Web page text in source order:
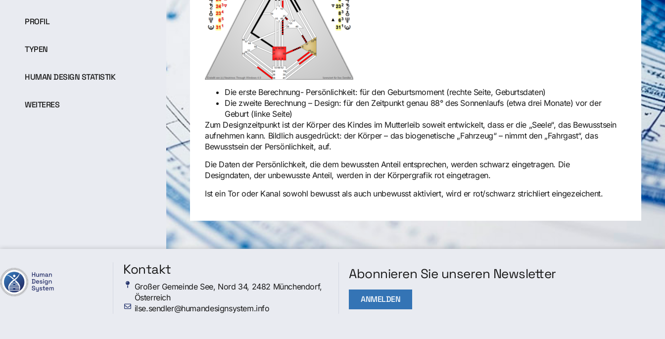
PROFIL
TYPEN
HUMAN DESIGN STATISTIK
WEITERES
Die erste Berechnung- Persönlichkeit: für den Geburtsmoment (rechte Seite, Geburtsdaten)
Die zweite Berechnung – Design: für den Zeitpunkt genau 88° des Sonnenlaufs (etwa drei Monate) vor der
Geburt (linke Seite)
Zum Designzeitpunkt ist der Körper des Kindes im Mutterleib soweit entwickelt, dass er die „Seele“, das Bewusstsein
aufnehmen kann. Bildlich ausgedrückt: der Körper – das biogenetische „Fahrzeug“ – nimmt den „Fahrgast“, das
Bewusstsein der Persönlichkeit, auf.
Die Daten der Persönlichkeit, die dem bewussten Anteil entsprechen, werden schwarz eingetragen. Die
Designdaten, der unbewusste Anteil, werden in der Körpergrafik rot eingetragen.
Ist ein Tor oder Kanal sowohl bewusst als auch unbewusst aktiviert, wird er rot/schwarz strichliert eingezeichent.
Kontakt
Großer Gemeinde See, Nord 34, 2482 Münchendorf,
Österreich
ilse.sendler@humandesignsystem.info
Abonnieren Sie unseren Newsletter
ANMELDEN